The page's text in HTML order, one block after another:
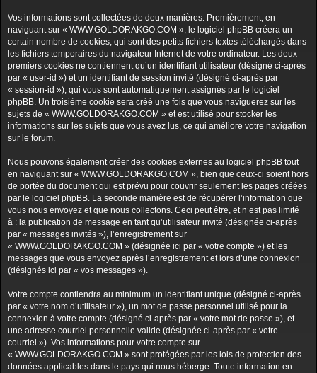
r
Vos informations sont collectées de deux manières. Premièrement, en
naviguant sur « WWW.GOLDORAKGO.COM », le logiciel phpBB créera un
certain nombre de cookies, qui sont des petits fichiers textes téléchargés dans
les fichiers temporaires du navigateur Internet de votre ordinateur. Les deux
premiers cookies ne contiennent qu’un identifiant utilisateur (désigné ci-après
par « user-id ») et un identifiant de session invité (désigné ci-après par
« session-id »), qui vous sont automatiquement assignés par le logiciel
phpBB. Un troisième cookie sera créé une fois que vous naviguerez sur les
sujets de « WWW.GOLDORAKGO.COM » et est utilisé pour stocker les
informations sur les sujets que vous avez lus, ce qui améliore votre navigation
sur le forum.
Nous pouvons également créer des cookies externes au logiciel phpBB tout
en naviguant sur « WWW.GOLDORAKGO.COM », bien que ceux-ci soient hors
de portée du document qui est prévu pour couvrir seulement les pages créées
par le logiciel phpBB. La seconde manière est de récupérer l’information que
vous nous envoyez et que nous collectons. Ceci peut être, et n’est pas limité
à : la publication de message en tant qu’utilisateur invité (désignée ci-après
par « messages invités »), l’enregistrement sur
« WWW.GOLDORAKGO.COM » (désignée ici par « votre compte ») et les
messages que vous envoyez après l’enregistrement et lors d’une connexion
(désignés ici par « vos messages »).
Votre compte contiendra au minimum un identifiant unique (désigné ci-après
par « votre nom d’utilisateur »), un mot de passe personnel utilisé pour la
connexion à votre compte (désigné ci-après par « votre mot de passe »), et
une adresse courriel personnelle valide (désignée ci-après par « votre
courriel »). Vos informations pour votre compte sur
« WWW.GOLDORAKGO.COM » sont protégées par les lois de protection des
données applicables dans le pays qui nous héberge. Toute information en-